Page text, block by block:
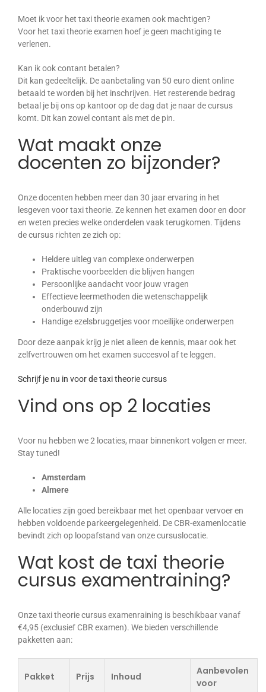
Moet ik voor het taxi theorie examen ook machtigen?
Voor het taxi theorie examen hoef je geen machtiging te
verlenen.
Kan ik ook contant betalen?
Dit kan gedeeltelijk. De aanbetaling van 50 euro dient online
betaald te worden bij het inschrijven. Het resterende bedrag
betaal je bij ons op kantoor op de dag dat je naar de cursus
komt. Dit kan zowel contant als met de pin.
Wat maakt onze
docenten zo bijzonder?
Onze docenten hebben meer dan 30 jaar ervaring in het
lesgeven voor taxi theorie. Ze kennen het examen door en door
en weten precies welke onderdelen vaak terugkomen. Tijdens
de cursus richten ze zich op:
Heldere uitleg van complexe onderwerpen
Praktische voorbeelden die blijven hangen
Persoonlijke aandacht voor jouw vragen
Effectieve leermethoden die wetenschappelijk
onderbouwd zijn
Handige ezelsbruggetjes voor moeilijke onderwerpen
Door deze aanpak krijg je niet alleen de kennis, maar ook het
zelfvertrouwen om het examen succesvol af te leggen.
Schrijf je nu in voor de taxi theorie cursus
Vind ons op 2 locaties
Voor nu hebben we 2 locaties, maar binnenkort volgen er meer.
Stay tuned!
Amsterdam
Almere
Alle locaties zijn goed bereikbaar met het openbaar vervoer en
hebben voldoende parkeergelegenheid. De CBR-examenlocatie
bevindt zich op loopafstand van onze cursuslocatie.
Wat kost de taxi theorie
cursus examentraining?
Onze taxi theorie cursus examenraining is beschikbaar vanaf
€4,95 (exclusief CBR examen). We bieden verschillende
pakketten aan:
Pakket Prijs Inhoud
Aanbevolen
voor